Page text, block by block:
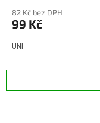
82 Kč bez DPH
99 Kč
UNI